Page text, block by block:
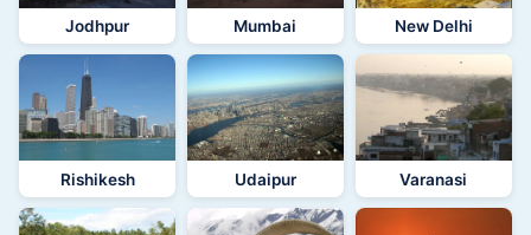
Jodhpur Mumbai New Delhi
Rishikesh Udaipur Varanasi